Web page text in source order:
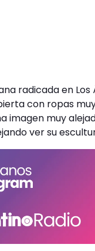
radicada en
con ropas
imagen muy
ver su